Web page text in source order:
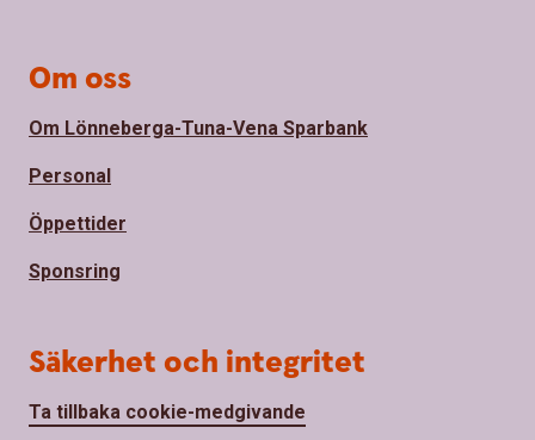
Om oss
Om Lönneberga-Tuna-Vena Sparbank
Personal
Öppettider
Sponsring
Säkerhet och integritet
Ta tillbaka cookie-medgivande